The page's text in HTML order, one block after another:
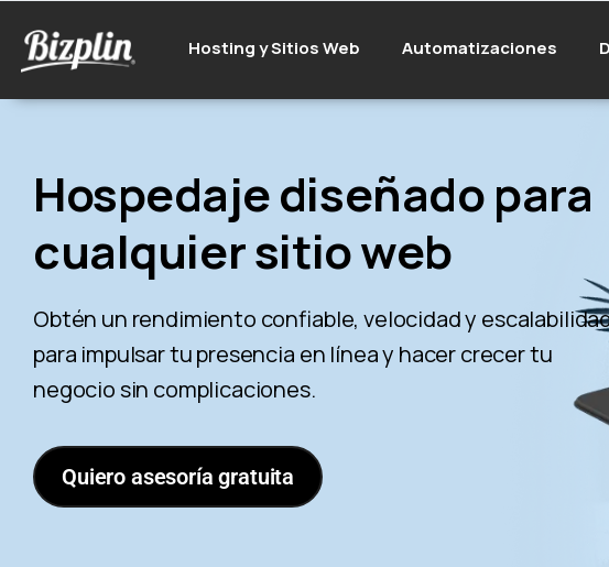
Hosting y Sitios Web Automatizaciones
Hospedaje diseñado para
cualquier sitio web
Obtén un rendimiento confiable, velocidad y
para impulsar tu presencia en línea y hacer crecer tu
negocio sin complicaciones.
Quiero asesoría gratuita